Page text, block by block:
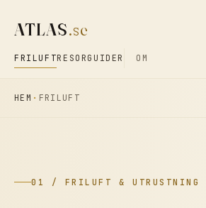
ATLAS.se
FRILUFT RESOR GUIDER OM
HEM FRILUFT
01 / FRILUFT & UTRUSTNING